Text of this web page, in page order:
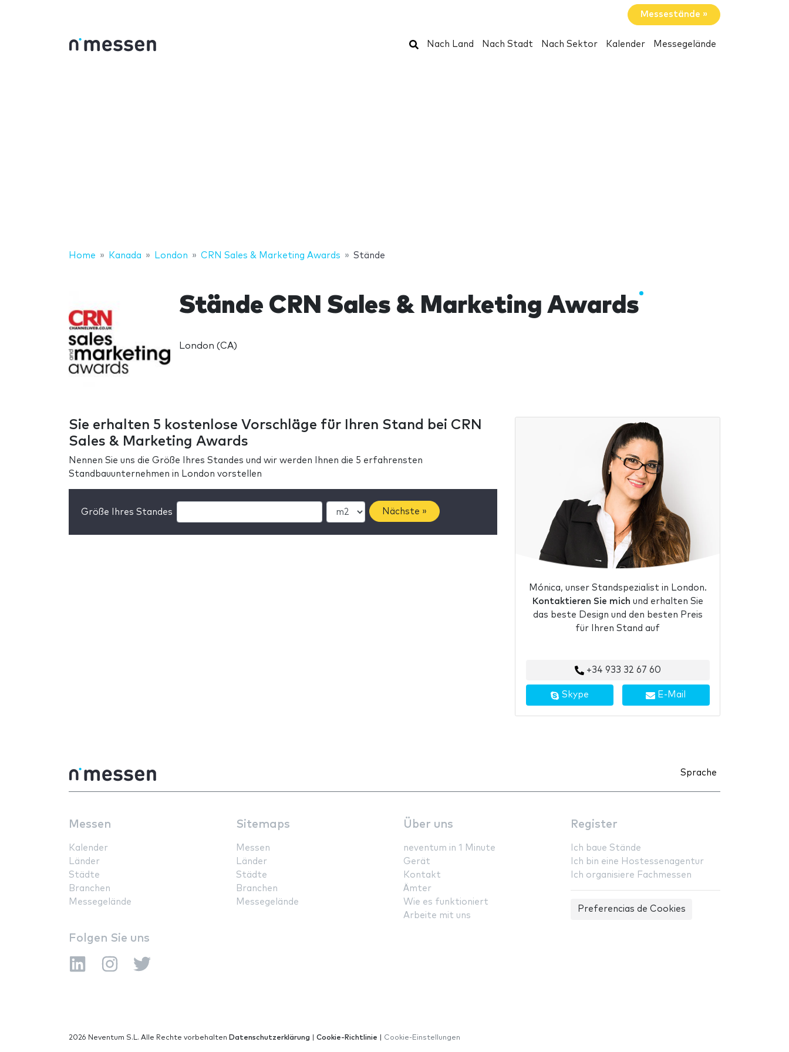
Messestände »
Suchen
Nach Land Nach Stadt Nach Sektor Kalender Messegelände
Home Kanada London CRN Sales & Marketing Awards Stände
Stände CRN Sales & Marketing Awards
London (CA)
Sie erhalten 5 kostenlose Vorschläge für Ihren Stand bei CRN
Sales & Marketing Awards
Nennen Sie uns die Größe Ihres Standes und wir werden Ihnen die 5 erfahrensten
Standbauunternehmen in London vorstellen
Größe Ihres Standes Nächste »
Mónica, unser Standspezialist in London.
Kontaktieren Sie mich und erhalten Sie
das beste Design und den besten Preis
für Ihren Stand auf
+34 933 32 67 60
Skype E-Mail
Sprache
Messen
Kalender
Länder
Städte
Branchen
Messegelände
Sitemaps
Messen
Länder
Städte
Branchen
Messegelände
Über uns
neventum in 1 Minute
Gerät
Kontakt
Ämter
Wie es funktioniert
Arbeite mit uns
Register
Ich baue Stände
Ich bin eine Hostessenagentur
Ich organisiere Fachmessen
Preferencias de Cookies
Folgen Sie uns
2026 Neventum S.L. Alle Rechte vorbehalten Datenschutzerklärung Cookie-Richtlinie Cookie-Einstellungen